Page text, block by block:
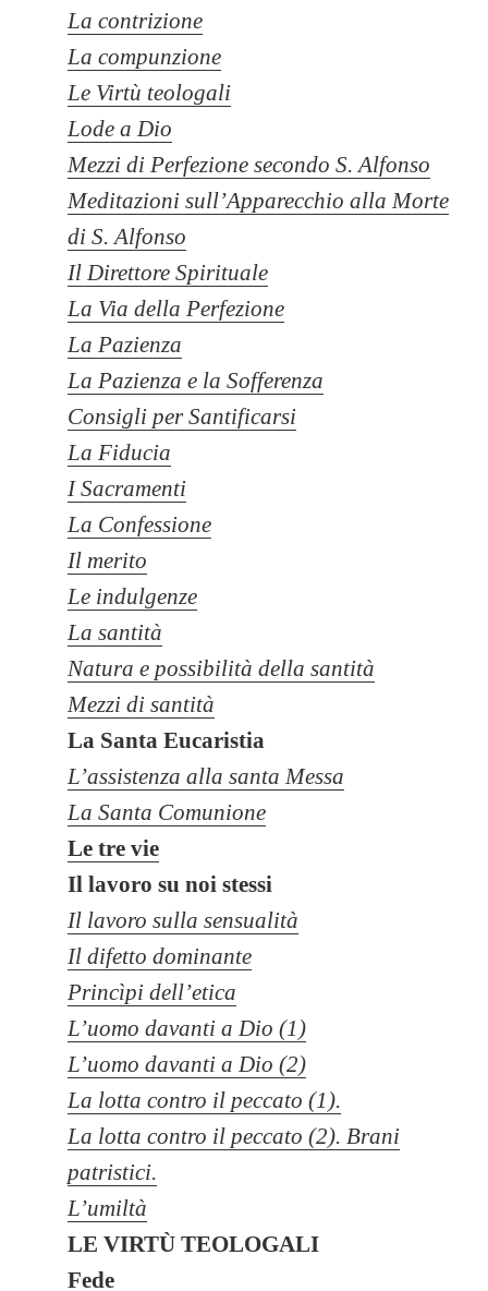
La contrizione
La compunzione
Le Virtù teologali
Lode a Dio
Mezzi di Perfezione secondo S. Alfonso
Meditazioni sull’Apparecchio alla Morte
di S. Alfonso
Il Direttore Spirituale
La Via della Perfezione
La Pazienza
La Pazienza e la Sofferenza
Consigli per Santificarsi
La Fiducia
I Sacramenti
La Confessione
Il merito
Le indulgenze
La santità
Natura e possibilità della santità
Mezzi di santità
La Santa Eucaristia
L’assistenza alla santa Messa
La Santa Comunione
Le tre vie
Il lavoro su noi stessi
Il lavoro sulla sensualità
Il difetto dominante
Princìpi dell’etica
L’uomo davanti a Dio (1)
L’uomo davanti a Dio (2)
La lotta contro il peccato (1).
La lotta contro il peccato (2). Brani
patristici.
L’umiltà
LE VIRTÙ TEOLOGALI
Fede